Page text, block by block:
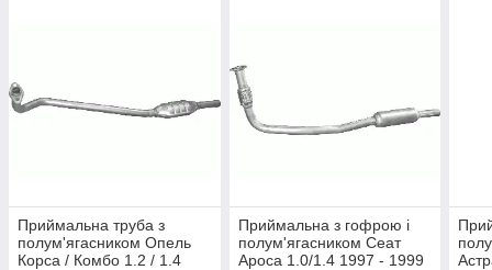
Приймальна труба з
полум'ягасником Опель
Корса / Комбо 1.2 / 1.4
Приймальна з гофрою і
полум'ягасником Сеат
Ароса 1.0/1.4 1997 - 1999